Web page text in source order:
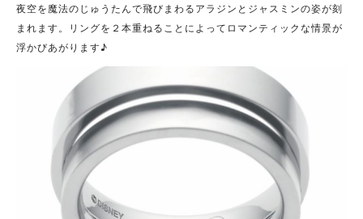
夜空を魔法のじゅうたんで飛びまわるアラジンとジャスミンの姿が刻
まれます。リングを２本重ねることによってロマンティックな情景が
浮かびあがります♪